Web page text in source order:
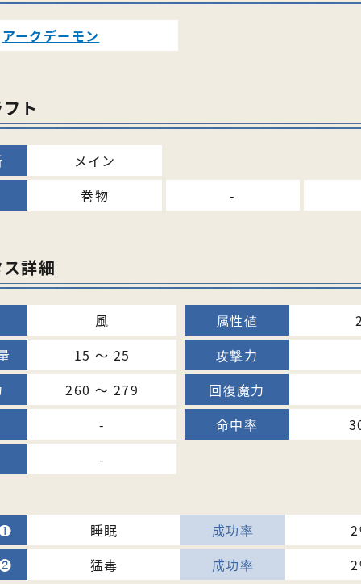
アークデーモン
ト
メイン
巻物
-
詳細
風
15 〜 25
260 〜 279
-
-
睡眠
猛毒